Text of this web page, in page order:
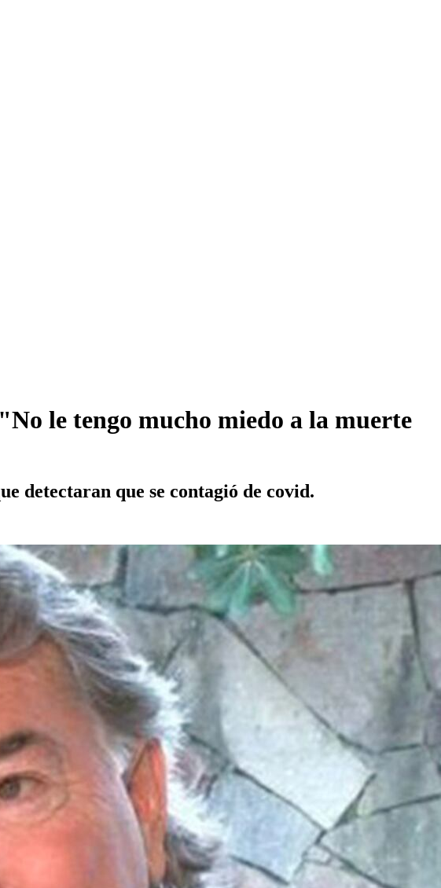
le tengo mucho miedo a la muerte
detectaran que se contagió de covid.